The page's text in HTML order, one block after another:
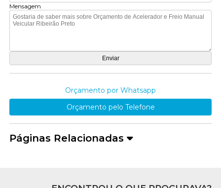
Mensagem
Orçamento por Whatsapp
Orçamento pelo Telefone
Páginas Relacionadas